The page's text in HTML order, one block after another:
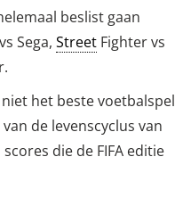
beslist gaan
Sega, Street Fighter vs
het beste voetbalspel
de levenscyclus van
die de FIFA editie